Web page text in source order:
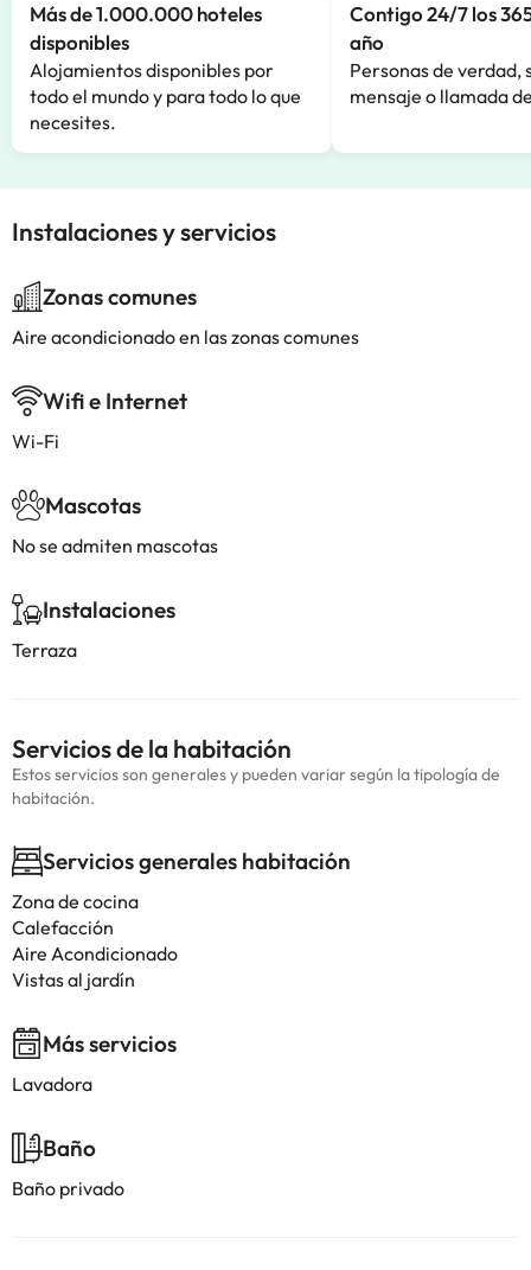
Más de 1.000.000 hoteles
disponibles
Alojamientos disponibles por
todo el mundo y para todo lo que
necesites.
Contigo 24/7 los
año
Personas de verdad,
mensaje o llamada
Instalaciones y servicios
Zonas comunes
Aire acondicionado en las zonas comunes
Wifi e Internet
Wi-Fi
Mascotas
No se admiten mascotas
Instalaciones
Terraza
Servicios de la habitación
Estos servicios son generales y pueden variar según la tipología de
habitación.
Servicios generales habitación
Zona de cocina
Calefacción
Aire Acondicionado
Vistas al jardín
Más servicios
Lavadora
Baño
Baño privado